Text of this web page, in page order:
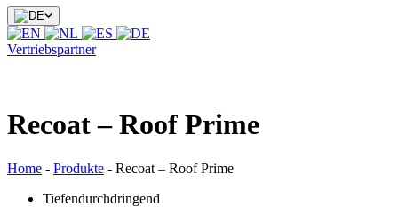
Vertriebspartner
Recoat – Roof Prime
Home - Produkte - Recoat – Roof Prime
Tiefendurchdringend